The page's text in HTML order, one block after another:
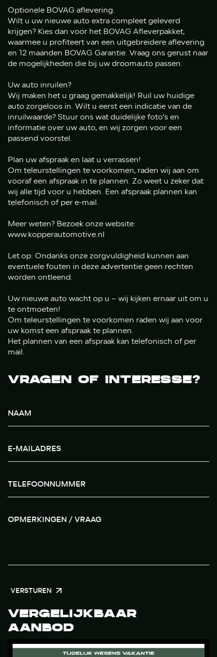
Optionele BOVAG aflevering.
Wilt u uw nieuwe auto extra compleet geleverd
krijgen? Kies dan voor het BOVAG Afleverpakket,
waarmee u profiteert van een uitgebreidere aflevering
en 12 maanden BOVAG Garantie. Vraag ons gerust naar
de mogelijkheden die bij uw droomauto passen.
Uw auto inruilen?
Wij maken het u graag gemakkelijk! Ruil uw huidige
auto zorgeloos in. Wilt u eerst een indicatie van de
inruilwaarde? Stuur ons wat duidelijke foto’s en
informatie over uw auto, en wij zorgen voor een
passend voorstel.
Plan uw afspraak en laat u verrassen!
Om teleurstellingen te voorkomen, raden wij aan om
vooraf een afspraak in te plannen. Zo weet u zeker dat
wij alle tijd voor u hebben. Een afspraak plannen kan
telefonisch of per e-mail.
Meer weten? Bezoek onze website:
www.kopperautomotive.nl
Let op: Ondanks onze zorgvuldigheid kunnen aan
eventuele fouten in deze advertentie geen rechten
worden ontleend.
Uw nieuwe auto wacht op u – wij kijken ernaar uit om u
te ontmoeten!
Om teleurstellingen te voorkomen raden wij aan voor
uw komst een afspraak te plannen.
Het plannen van een afspraak kan telefonisch of per
mail.
VRAGEN OF INTERESSE?
VERSTUREN
VERGELIJKBAAR
AANBOD